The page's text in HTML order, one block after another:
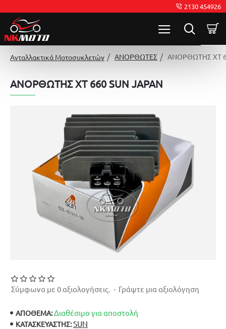
2130 454926
Ανταλλακτικά Μοτοσυκλετών ΑΝΟΡΘΩΤΕΣ ΑΝΟΡΘΩΤΗΣ XT
ΑΝΟΡΘΩΤΗΣ XT 660 SUN JAPAN
ΑΠΟΘΕΜΑ:Διαθέσιμο για αποστολή
ΚΑΤΑΣΚΕΥΑΣΤΉΣ:SUN
Σύμφωνα με 0 αξιολογήσεις. - Γράψτε μια αξιολόγηση